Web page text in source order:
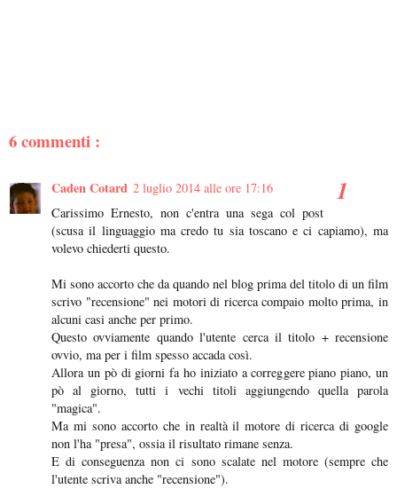
6 commenti :
Caden Cotard 2 luglio 2014 alle ore 17:16
Carissimo Ernesto, non c'entra una sega col post
(scusa il linguaggio ma credo tu sia toscano e ci capiamo), ma
volevo chiederti questo.
Mi sono accorto che da quando nel blog prima del titolo di un film
scrivo "recensione" nei motori di ricerca compaio molto prima, in
alcuni casi anche per primo.
Questo ovviamente quando l'utente cerca il titolo + recensione
ovvio, ma per i film spesso accada così.
Allora un pò di giorni fa ho iniziato a correggere piano piano, un
pò al giorno, tutti i vechi titoli aggiungendo quella parola
"magica".
Ma mi sono accorto che in realtà il motore di ricerca di google
non l'ha "presa", ossia il risultato rimane senza.
E di conseguenza non ci sono scalate nel motore (sempre che
l'utente scriva anche "recensione").